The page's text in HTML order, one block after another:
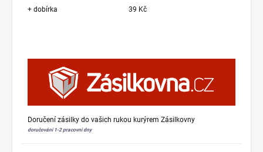
+ dobírka 39 Kč
Doručení zásilky do vašich rukou kurýrem Zásilkovny
doručování 1-2 pracovní dny